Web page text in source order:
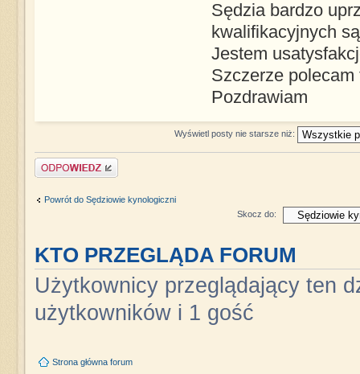
Sędzia bardzo
kwalifikacyjnych
Jestem
Szczerze
Pozdrawiam
Wyświetl posty nie starsze niż:
Napisz komentarz
Powrót do Sędziowie kynologiczni
Skocz do:
KTO PRZEGLĄDA FORUM
Użytkownicy przeglądający ten
użytkowników i 1 gość
Strona główna forum